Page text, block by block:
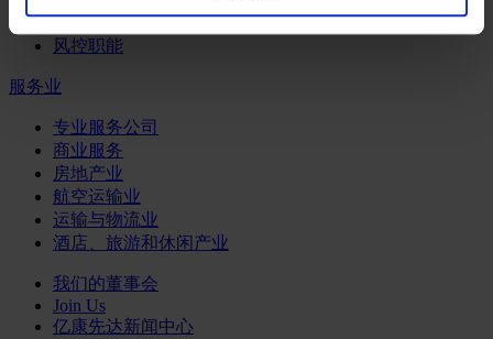
零售金融服务
风控职能
服务业
专业服务公司
商业服务
房地产业
航空运输业
运输与物流业
酒店、旅游和休闲产业
我们的董事会
Join Us
亿康先达新闻中心